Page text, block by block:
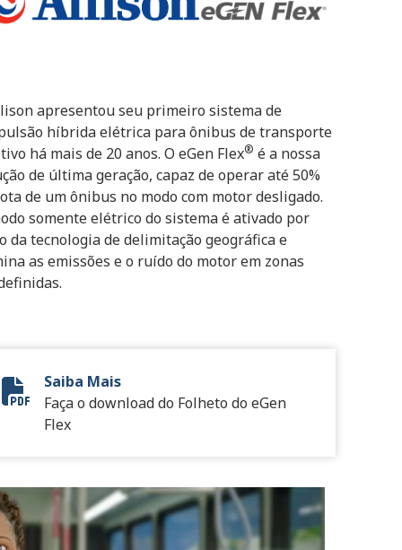
apresentou seu primeiro sistema de
híbrida elétrica para ônibus de transporte
há mais de 20 anos. O eGen Flex® é a nossa
de última geração, capaz de operar até 50%
de um ônibus no modo com motor desligado.
somente elétrico do sistema é ativado por
da tecnologia de delimitação geográfica e
as emissões e o ruído do motor em zonas
eGen Flex
Saiba Mais
Faça o download do Folheto do eGen
Flex